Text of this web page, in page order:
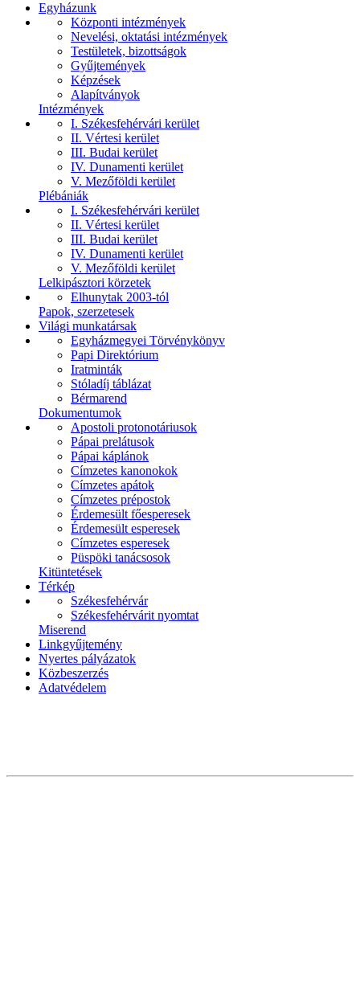
Egyházunk
Központi intézmények
Nevelési, oktatási intézmények
Testületek, bizottságok
Gyűjtemények
Képzések
Alapítványok
Intézmények
I. Székesfehérvári kerület
II. Vértesi kerület
III. Budai kerület
IV. Dunamenti kerület
V. Mezőföldi kerület
Plébániák
I. Székesfehérvári kerület
II. Vértesi kerület
III. Budai kerület
IV. Dunamenti kerület
V. Mezőföldi kerület
Lelkipásztori körzetek
Elhunytak 2003-tól
Papok, szerzetesek
Világi munkatársak
Egyházmegyei Törvénykönyv
Papi Direktórium
Iratminták
Stóladíj táblázat
Bérmarend
Dokumentumok
Apostoli protonotáriusok
Pápai prelátusok
Pápai káplánok
Címzetes kanonokok
Címzetes apátok
Címzetes prépostok
Érdemesült főesperesek
Érdemesült esperesek
Címzetes esperesek
Püspöki tanácsosok
Kitüntetések
Térkép
Székesfehérvár
Székesfehérvárit nyomtat
Miserend
Linkgyűjtemény
Nyertes pályázatok
Közbeszerzés
Adatvédelem